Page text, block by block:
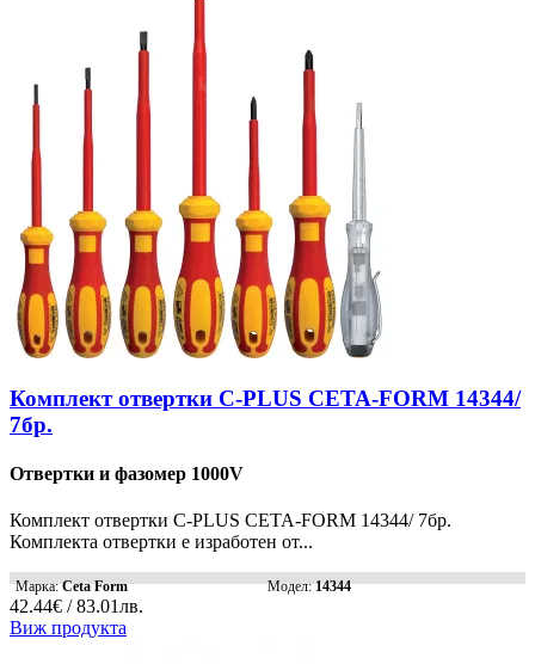
Комплект отвертки C-PLUS CETA-FORM 14344/
7бр.
Отвертки и фазомер 1000V
Комплект отвертки C-PLUS CETA-FORM 14344/ 7бр.
Комплекта отвертки е изработен от...
Марка:Ceta Form Модел:14344
42.44€ / 83.01лв.
Виж продукта